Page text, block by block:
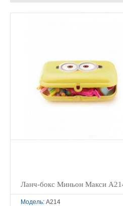
Ланч-бокс Миньон Макси
Модель: А214